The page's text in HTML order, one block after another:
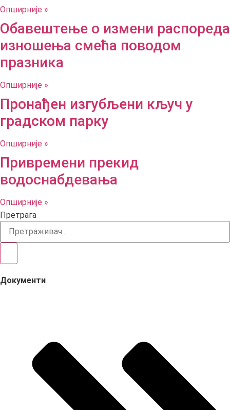
Опширније »
Обавештење о измени распореда
изношења смећа поводом
празника
Опширније »
Пронађен изгубљени кључ у
градском парку
Опширније »
Привремени прекид
водоснабдевања
Опширније »
Претрага
Документи